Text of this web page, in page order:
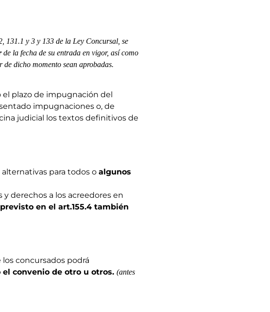
131.1 y 3 y 133 de la Ley Concursal, se
de la fecha de su entrada en vigor, así como
dicho momento sean aprobadas.
el plazo de impugnación del
impugnaciones o, de
judicial los textos definitivos de
para todos o algunos
derechos a los acreedores en
en el art.155.4 también
concursados podrá
convenio de otro u otros. (antes